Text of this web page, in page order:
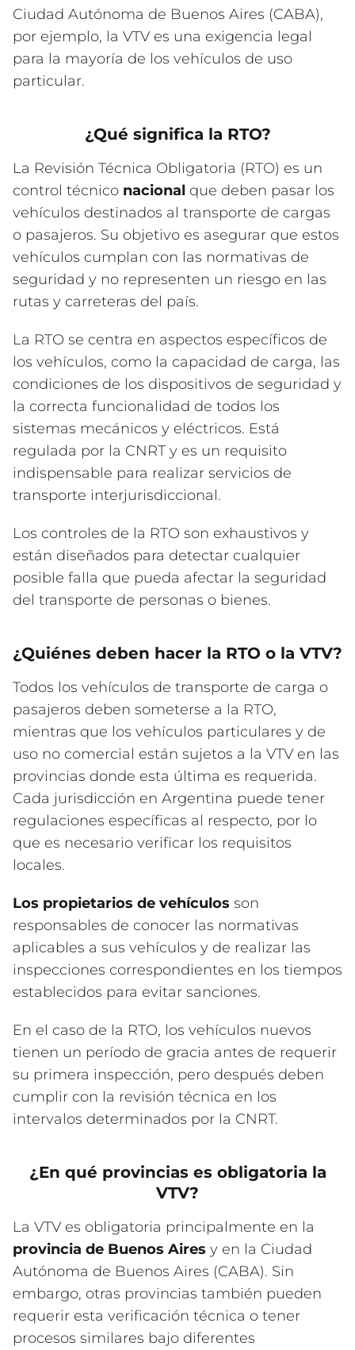
Ciudad Autónoma de Buenos Aires (CABA),
por ejemplo, la VTV es una exigencia legal
para la mayoría de los vehículos de uso
particular.
¿Qué significa la RTO?
La Revisión Técnica Obligatoria (RTO) es un
control técnico nacional que deben pasar los
vehículos destinados al transporte de cargas
o pasajeros. Su objetivo es asegurar que estos
vehículos cumplan con las normativas de
seguridad y no representen un riesgo en las
rutas y carreteras del país.
La RTO se centra en aspectos específicos de
los vehículos, como la capacidad de carga, las
condiciones de los dispositivos de seguridad y
la correcta funcionalidad de todos los
sistemas mecánicos y eléctricos. Está
regulada por la CNRT y es un requisito
indispensable para realizar servicios de
transporte interjurisdiccional.
Los controles de la RTO son exhaustivos y
están diseñados para detectar cualquier
posible falla que pueda afectar la seguridad
del transporte de personas o bienes.
¿Quiénes deben hacer la RTO o la VTV?
Todos los vehículos de transporte de carga o
pasajeros deben someterse a la RTO,
mientras que los vehículos particulares y de
uso no comercial están sujetos a la VTV en las
provincias donde esta última es requerida.
Cada jurisdicción en Argentina puede tener
regulaciones específicas al respecto, por lo
que es necesario verificar los requisitos
locales.
Los propietarios de vehículos son
responsables de conocer las normativas
aplicables a sus vehículos y de realizar las
inspecciones correspondientes en los tiempos
establecidos para evitar sanciones.
En el caso de la RTO, los vehículos nuevos
tienen un período de gracia antes de requerir
su primera inspección, pero después deben
cumplir con la revisión técnica en los
intervalos determinados por la CNRT.
¿En qué provincias es obligatoria la
VTV?
La VTV es obligatoria principalmente en la
provincia de Buenos Aires y en la Ciudad
Autónoma de Buenos Aires (CABA). Sin
embargo, otras provincias también pueden
requerir esta verificación técnica o tener
procesos similares bajo diferentes